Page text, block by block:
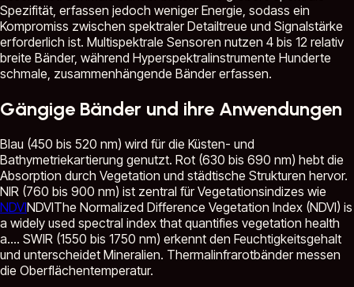
Spezifität, erfassen jedoch weniger Energie, sodass ein
Kompromiss zwischen spektraler Detailtreue und Signalstärke
erforderlich ist. Multispektrale Sensoren nutzen 4 bis 12 relativ
breite Bänder, während Hyperspektralinstrumente Hunderte
schmale, zusammenhängende Bänder erfassen.
Gängige Bänder und ihre Anwendungen
Blau (450 bis 520 nm) wird für die Küsten- und
Bathymetriekartierung genutzt. Rot (630 bis 690 nm) hebt die
Absorption durch Vegetation und städtische Strukturen hervor.
NIR (760 bis 900 nm) ist zentral für Vegetationsindizes wie
NDVINDVIThe Normalized Difference Vegetation Index (NDVI) is
a widely used spectral index that quantifies vegetation health
a.... SWIR (1550 bis 1750 nm) erkennt den Feuchtigkeitsgehalt
und unterscheidet Mineralien. Thermalinfrarotbänder messen
die Oberflächentemperatur.